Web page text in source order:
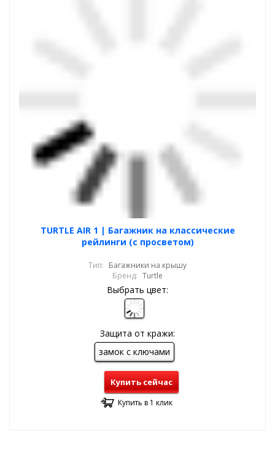
TURTLE AIR 1 | Багажник на классические
рейлинги (с просветом)
Тип: Багажники на крышу
Бренд: Turtle
Выбрать цвет:
Защита от кражи:
замок с ключами
Купить сейчас
Купить в 1 клик